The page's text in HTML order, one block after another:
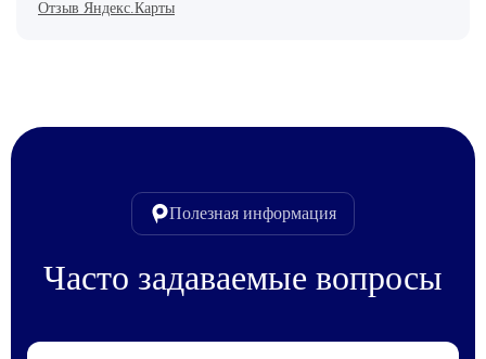
Отзыв Яндекс.Карты
Полезная информация
Часто задаваемые вопросы